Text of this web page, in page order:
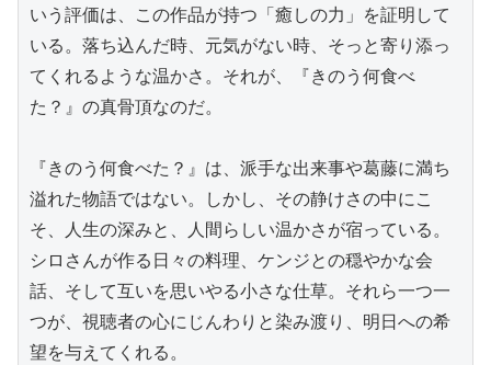
いう評価は、この作品が持つ「癒しの力」を証明して
いる。落ち込んだ時、元気がない時、そっと寄り添っ
てくれるような温かさ。それが、『きのう何食べ
た？』の真骨頂なのだ。
『きのう何食べた？』は、派手な出来事や葛藤に満ち
溢れた物語ではない。しかし、その静けさの中にこ
そ、人生の深みと、人間らしい温かさが宿っている。
シロさんが作る日々の料理、ケンジとの穏やかな会
話、そして互いを思いやる小さな仕草。それら一つ一
つが、視聴者の心にじんわりと染み渡り、明日への希
望を与えてくれる。